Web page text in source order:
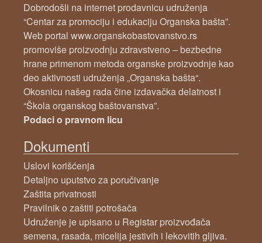
Dobrodošli na internet prodavnicu udruženja
“Centar za promociju i edukaciju Organska bašta”.
Web portal www.organskobastovanstvo.rs
promoviše proizvodnju zdravstveno – bezbedne
hrane primenom metoda organske proizvodnje kao
deo aktivnosti udruženja „Organska bašta“.
Okosnicu našeg rada čine izdavačka delatnost i
“Škola organskog baštovanstva”.
Podaci o pravnom licu
Dokumenti
Uslovi korišćenja
Detaljno uputstvo za poručivanje
Zaštita privatnosti
Pravilnik o zaštiti potrošača
Udruženje je upisano u Registar proizvođača
semena, rasada, micelija jestivih i lekovitih gljiva.